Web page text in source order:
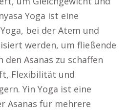
Yoga ist eine
bei der Atem und
werden, um fließende
den Asanas zu schaffen
Flexibilität und
Yin Yoga ist eine
Asanas für mehrere